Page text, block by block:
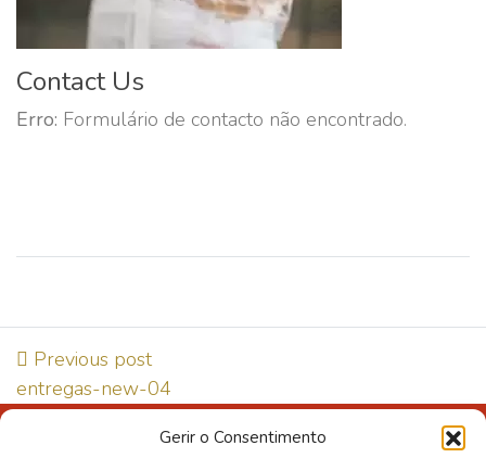
Gerir o Consentimento
Contact Us
Erro: Formulário de contacto não encontrado.
Previous post
entregas-new-04